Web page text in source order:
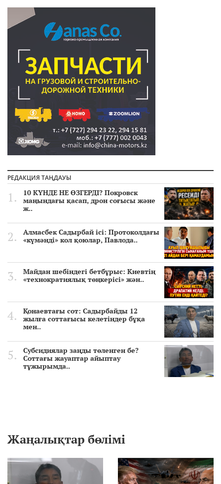
РЕДАКЦИЯ ТАҢДАУЫ
10 КҮНДЕ НЕ ӨЗГЕРДІ? Покровск
маңындағы қасап, дрон соғысы және
ж..
Алмасбек Садырбай ісі: Протоколдағы
«күмәнді» кол қоюлар, Павлода..
Майдан шебіндегі бетбұрыс: Киевтің
«технократиялық төңкерісі» жән..
Қонаевтағы сот: Садырбайды 12
жылға соттағысы келетіндер бұқа
мен..
Субсидиялар заңды төленген бе?
Соттағы жауаптар айыптау
тұжырымда..
Жаңалықтар бөлімі